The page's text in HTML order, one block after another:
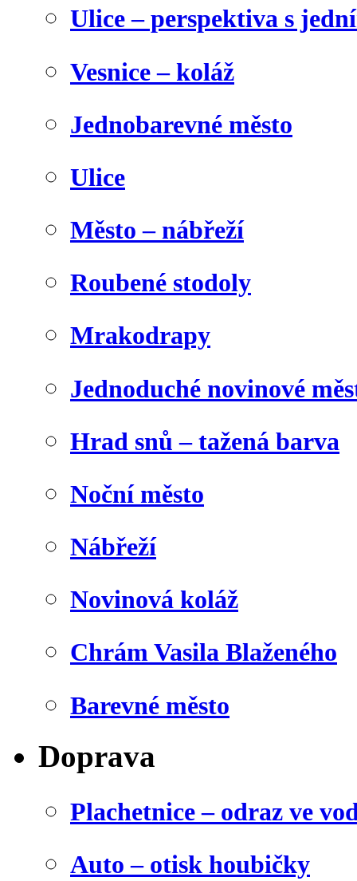
Ulice – perspektiva s
Vesnice – koláž
Jednobarevné město
Ulice
Město – nábřeží
Roubené stodoly
Mrakodrapy
Jednoduché novinové
Hrad snů – tažená barva
Noční město
Nábřeží
Novinová koláž
Chrám Vasila Blaženého
Barevné město
Doprava
Plachetnice – odraz ve
Auto – otisk houbičky